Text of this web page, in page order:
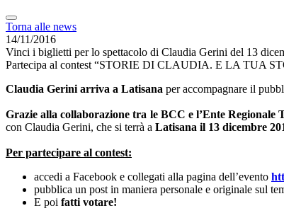
Torna alle news
14/11/2016
Vinci i biglietti per lo spettacolo di Claudia Gerini del 13
Partecipa al contest “STORIE DI CLAUDIA. E LA TUA
Claudia Gerini arriva a Latisana per accompagnare il
Grazie alla collaborazione tra le BCC e l’Ente Regionale
con Claudia Gerini, che si terrà a Latisana il 13 dicembre
Per partecipare al contest:
accedi a Facebook e collegati alla pagina dell’evento
pubblica un post in maniera personale e originale
E poi fatti votare!